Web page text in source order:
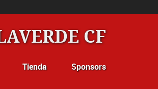
CF
Tienda Sponsors